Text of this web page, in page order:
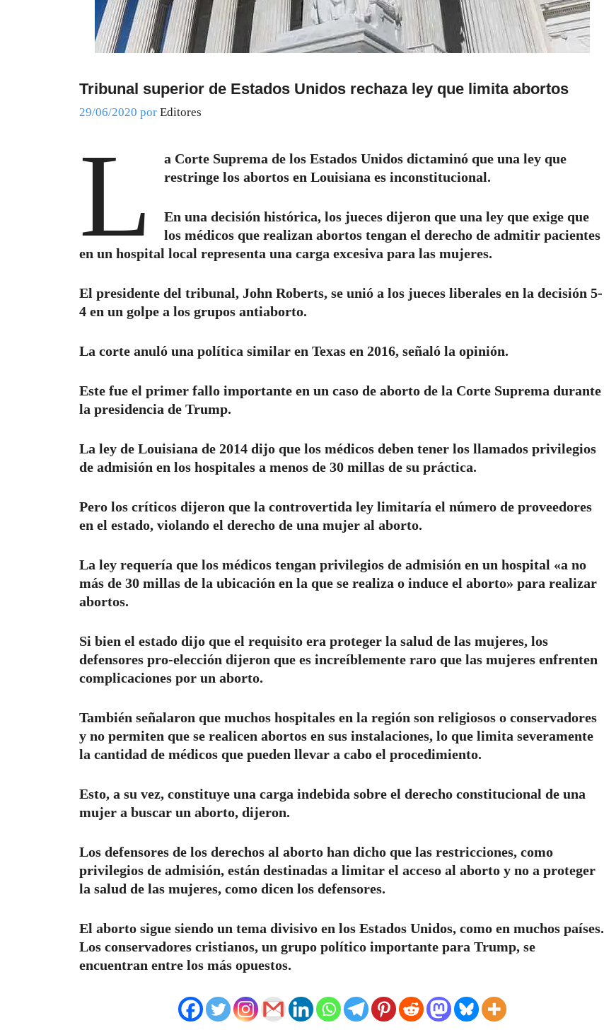
Tribunal superior de Estados Unidos rechaza ley que limita abortos
29/06/2020 por Editores
L
a Corte Suprema de los Estados Unidos dictaminó que una ley que
restringe los abortos en Louisiana es inconstitucional.
En una decisión histórica, los jueces dijeron que una ley que exige que
los médicos que realizan abortos tengan el derecho de admitir pacientes
en un hospital local representa una carga excesiva para las mujeres.
El presidente del tribunal, John Roberts, se unió a los jueces liberales en la decisión 5-
4 en un golpe a los grupos antiaborto.
La corte anuló una política similar en Texas en 2016, señaló la opinión.
Este fue el primer fallo importante en un caso de aborto de la Corte Suprema durante
la presidencia de Trump.
La ley de Louisiana de 2014 dijo que los médicos deben tener los llamados privilegios
de admisión en los hospitales a menos de 30 millas de su práctica.
Pero los críticos dijeron que la controvertida ley limitaría el número de proveedores
en el estado, violando el derecho de una mujer al aborto.
La ley requería que los médicos tengan privilegios de admisión en un hospital «a no
más de 30 millas de la ubicación en la que se realiza o induce el aborto» para realizar
abortos.
Si bien el estado dijo que el requisito era proteger la salud de las mujeres, los
defensores pro-elección dijeron que es increíblemente raro que las mujeres enfrenten
complicaciones por un aborto.
También señalaron que muchos hospitales en la región son religiosos o conservadores
y no permiten que se realicen abortos en sus instalaciones, lo que limita severamente
la cantidad de médicos que pueden llevar a cabo el procedimiento.
Esto, a su vez, constituye una carga indebida sobre el derecho constitucional de una
mujer a buscar un aborto, dijeron.
Los defensores de los derechos al aborto han dicho que las restricciones, como
privilegios de admisión, están destinadas a limitar el acceso al aborto y no a proteger
la salud de las mujeres, como dicen los defensores.
El aborto sigue siendo un tema divisivo en los Estados Unidos, como en muchos países.
Los conservadores cristianos, un grupo político importante para Trump, se
encuentran entre los más opuestos.